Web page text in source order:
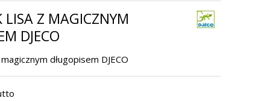
LISA Z MAGICZNYM
DJECO
długopisem DJECO